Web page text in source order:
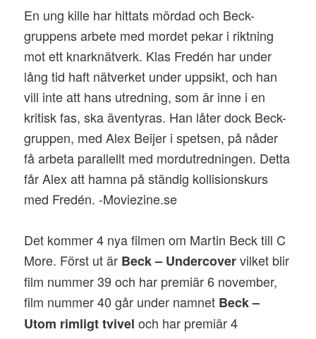
En ung kille har hittats mördad och Beck-
gruppens arbete med mordet pekar i riktning
mot ett knarknätverk. Klas Fredén har under
lång tid haft nätverket under uppsikt, och han
vill inte att hans utredning, som är inne i en
kritisk fas, ska äventyras. Han låter dock Beck-
gruppen, med Alex Beijer i spetsen, på nåder
få arbeta parallellt med mordutredningen. Detta
får Alex att hamna på ständig kollisionskurs
med Fredén. -Moviezine.se
Det kommer 4 nya filmen om Martin Beck till C
More. Först ut är Beck – Undercovervilket blir
film nummer 39 och har premiär 6 november,
film nummer 40 går under namnet Beck –
Utom rimligt tvivel och har premiär 4